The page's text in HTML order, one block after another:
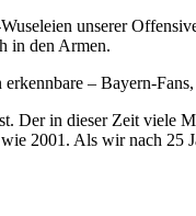
unserer
in den Armen.
– Bayern-
Der in dieser Zeit
2001. Als wir nach